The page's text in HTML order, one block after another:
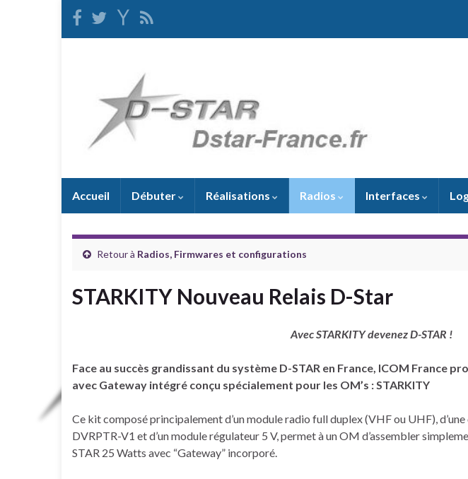
Accueil Débuter Réalisations Radios Interfaces
Retour à Radios, Firmwares et configurations
STARKITY Nouveau Relais D-Star
Avec STARKITY devenez D-STAR !
Face au succès grandissant du système D-STAR en France, ICOM France
avec Gateway intégré conçu spécialement pour les OM’s : STARKITY
Ce kit composé principalement d’un module radio full duplex (VHF ou UHF),
DVRPTR-V1 et d’un module régulateur 5 V, permet à un OM d’assembler
STAR 25 Watts avec “Gateway” incorporé.